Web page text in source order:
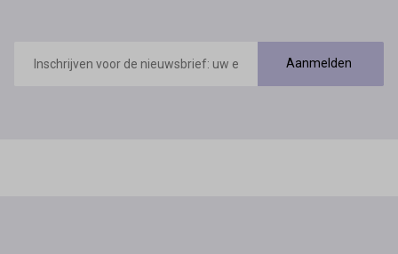
mailadres
Aanmelden